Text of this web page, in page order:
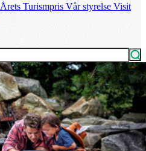
Årets Turismpris Vår styrelse Visit